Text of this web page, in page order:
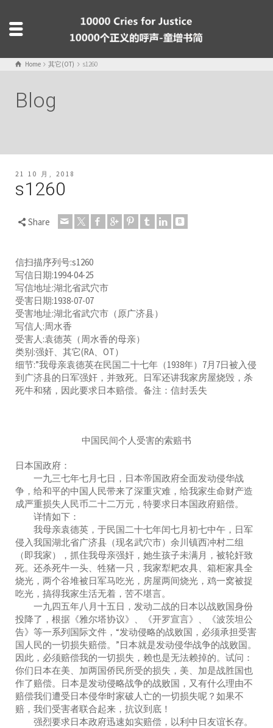
Home 其它(OT) s1260
Blog
21 10 月, 2018
s1260
Share
信扫描序列号:s1260
写信日期:1994-04-25
写信地址:湖北省武穴市
受害日期:1938-07-07
受害地址:湖北省武穴市（原广济县）
写信人:周水香
受害人:袁德英（周水香的母亲）
类别:强奸、其它(RA、OT）
细节:”我母亲袁德英在民国二十七年（1938年）7月7日被入侵
到广济县的日军强奸，并致死。日军还讲我家房屋烧毁，杀
死牛和猪，因此要求日本赔偿。备注：信封丢失
中国民间个人受害的索赔书
日本国政府：
一九三七年七月七日，日本帝国政府全面发动侵华战
争，给和平的中国人民带来了深重灾难，给我家生命财产造
成严重损失人民币二十二万元，特要求日本国政府赔偿。
详情如下：
我母亲袁德英，于民国二十七年闰七月初七中午，日军
侵入我国湖北省广济县（现名武穴市）余川镇西冲村二组
（即我家），抓住我母亲强奸，她生孩子未满月，被轮奸致
死。还杀死牛一头、牲猪一只，我家犁耙农具、箱柜家具全
烧光，两个谷堆被日军马吃光，房屋两间烧光，鸡一窝被捉
吃光，搞得我家生活无着，苦不堪言。
一九四五年八月十五日，发动二战的日本以战败国身份
投降了，根据《雅尔塔协议》、《开罗宣言》、《波茨坦公
告》等一系列国际文件，“发动侵略的战败国，必须承担受害
国人民的一切损失赔偿。”日本就是发动侵华战争的战败国。
因此，必须赔偿我的一切损失，赖也是无法赖掉的。试问：
你们日本在美、加两国侨民所受的损失，美、加是战胜国也
作了赔偿。日本是发动侵略战争的战败国，又有什么理由不
赔偿我们遭受日本侵华时家破人亡的一切损失呢？如果不
赔，我们受害者联合起来，抗议到底！
强烈要求日本政府迅速如实赔偿，以利中日友谊长存。